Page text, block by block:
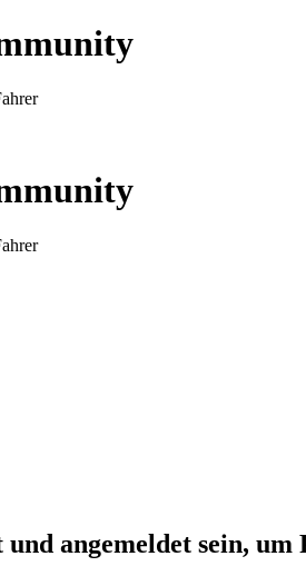
angemeldet sein, um